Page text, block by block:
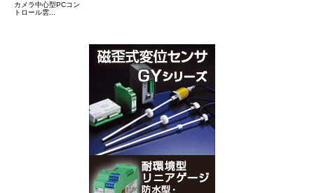
カメラ中心型PCコン
トロール雲...